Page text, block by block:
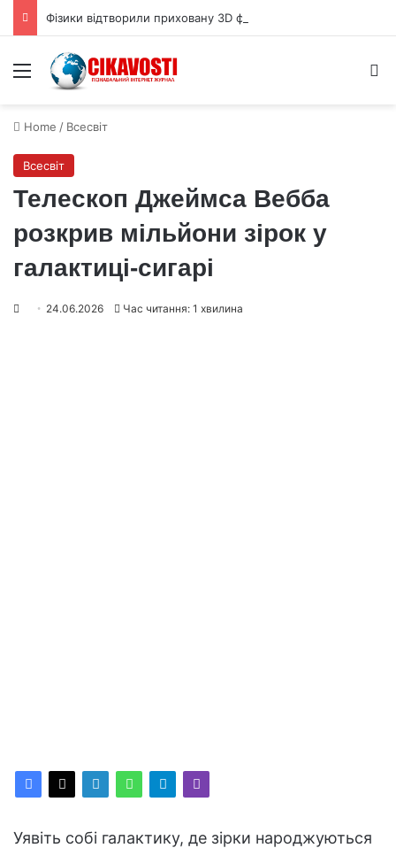
Menu
Home / Всесвіт
Всесвіт
Телескоп Джеймса Вебба
розкрив мільйони зірок у
галактиці-сигарі
24.06.2026 Час читання: 1 хвилина
Уявіть собі галактику, де зірки народжуються